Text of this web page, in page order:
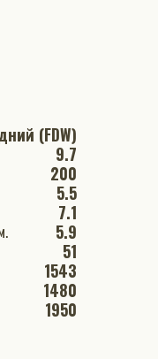
(FDW)
9.7
200
5.5
7.1
5.9
51
1543
1480
1950